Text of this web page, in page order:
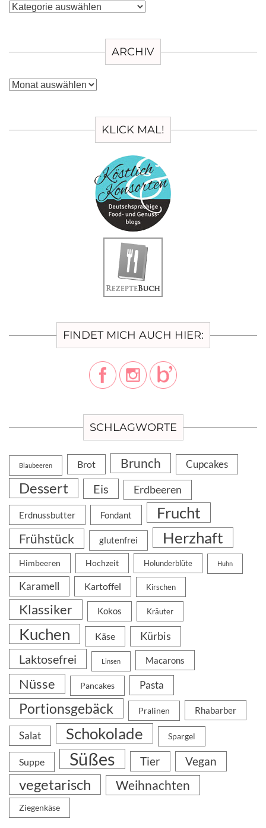
Kategorien
ARCHIV
Archiv
KLICK MAL!
FINDET MICH AUCH HIER:
SCHLAGWORTE
Blaubeeren Brot Brunch Cupcakes
Dessert Eis Erdbeeren
Erdnussbutter Fondant Frucht
Frühstück glutenfrei Herzhaft
Himbeeren Hochzeit Holunderblüte Huhn
Karamell Kartoffel Kirschen
Klassiker Kokos Kräuter
Kuchen Käse Kürbis
Laktosefrei Linsen Macarons
Nüsse Pancakes Pasta
Portionsgebäck Pralinen Rhabarber
Salat Schokolade Spargel
Suppe Süßes Tier Vegan
vegetarisch Weihnachten
Ziegenkäse